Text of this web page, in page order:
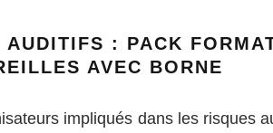
AUDITIFS : PACK
AVEC BORNE
impliqués dans les risques